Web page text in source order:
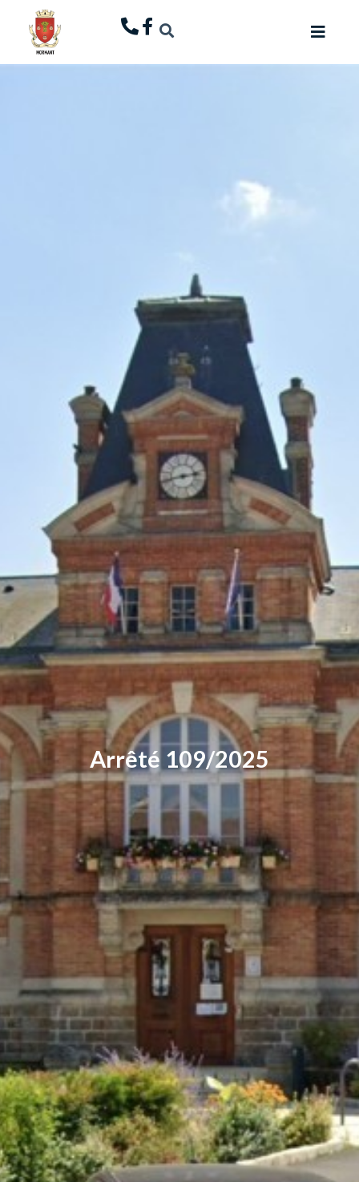
principal
Arrêté 109/2025